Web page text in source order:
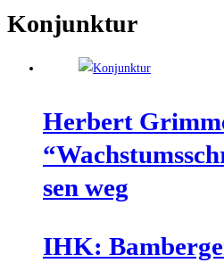
Konjunktur
Her­bert
sen weg
IHK: